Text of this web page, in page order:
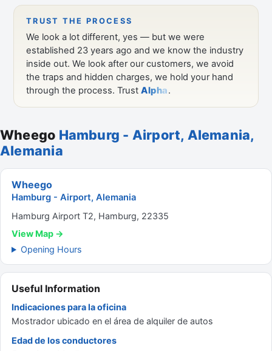
Wheego Hamburg - Airport, Alemania,
Alemania
Wheego
Hamburg - Airport, Alemania
Hamburg Airport T2, Hamburg, 22335
View Map →
Opening Hours
Useful Information
Indicaciones para la oficina
Mostrador ubicado en el área de alquiler de autos
Edad de los conductores